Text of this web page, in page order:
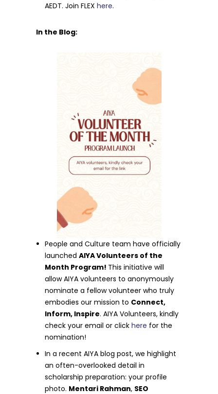
AEDT. Join FLEXhere.
In the Blog:
People and Culture team have officially
launchedAIYA Volunteers of the
Month Program! This initiative will
allow AIYA volunteers to anonymously
nominate a fellow volunteer who truly
embodies our mission to Connect,
Inform, Inspire. AIYA Volunteers, kindly
check your email or clickhere for the
nomination!
In a recent AIYA blog post, we highlight
an often-overlooked detail in
scholarship preparation: your profile
photo. Mentari Rahman, SEO